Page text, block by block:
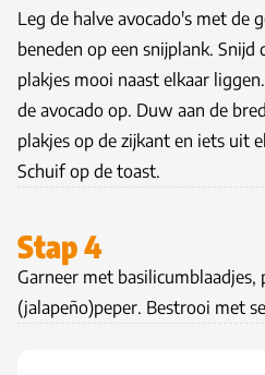
Leg de halve avocado's met de
beneden op een snijplank. Snijd
plakjes mooi naast elkaar
de avocado op. Duw aan de
plakjes op de zijkant en iets uit
Schuif op de toast.
Stap 4
Garneer met basilicumblaadjes,
(jalapeño)peper. Bestrooi met